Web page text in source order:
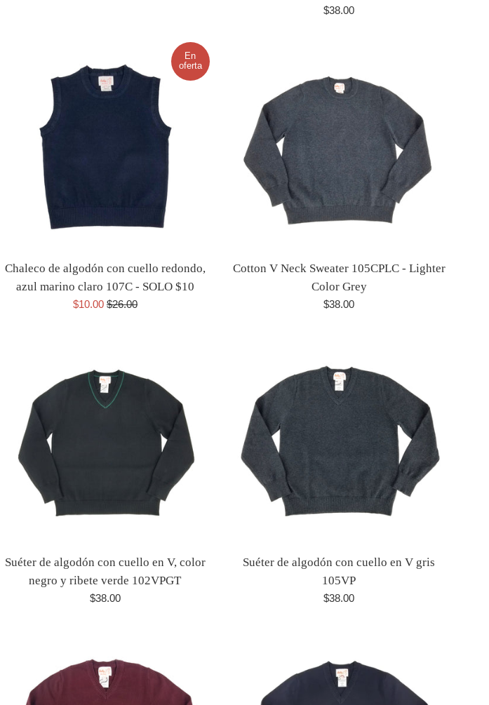
Precio
$38.00
Chaleco de algodón con cuello redondo,
azul marino claro 107C - SOLO $10
Precio
$10.00 Precio
$26.00
En
oferta
Cotton V Neck Sweater 105CPLC - Lighter
Color Grey
Precio
$38.00
Suéter de algodón con cuello en V, color
negro y ribete verde 102VPGT
Precio
$38.00
Suéter de algodón con cuello en V gris
105VP
Precio
$38.00